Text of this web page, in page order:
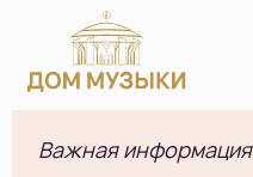
Важная информация